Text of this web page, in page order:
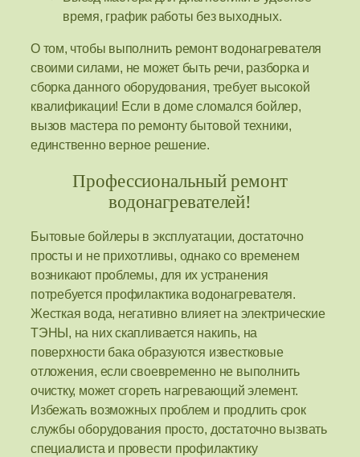
время, график работы без выходных.
О том, чтобы выполнить ремонт водонагревателя
своими силами, не может быть речи, разборка и
сборка данного оборудования, требует высокой
квалификации! Если в доме сломался бойлер,
вызов мастера по ремонту бытовой техники,
единственно верное решение.
Профессиональный ремонт
водонагревателей!
Бытовые бойлеры в эксплуатации, достаточно
просты и не прихотливы, однако со временем
возникают проблемы, для их устранения
потребуется профилактика водонагревателя.
Жесткая вода, негативно влияет на электрические
ТЭНЫ, на них скапливается накипь, на
поверхности бака образуются известковые
отложения, если своевременно не выполнить
очистку, может сгореть нагревающий элемент.
Избежать возможных проблем и продлить срок
службы оборудования просто, достаточно вызвать
специалиста и провести профилактику